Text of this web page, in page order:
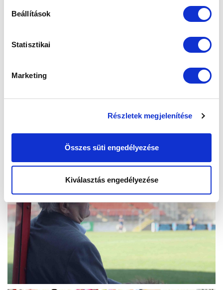
Beállítások
Statisztikai
Marketing
Részletek megjelenítése
Összes süti engedélyezése
Kiválasztás engedélyezése